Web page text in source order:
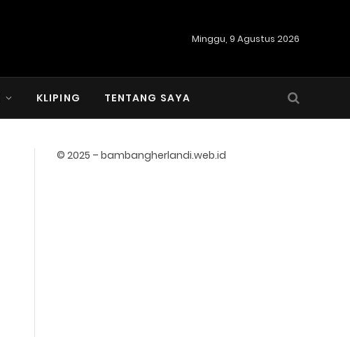
Minggu, 9 Agustus 2026
KLIPING TENTANG SAYA
© 2025 – bambangherlandi.web.id